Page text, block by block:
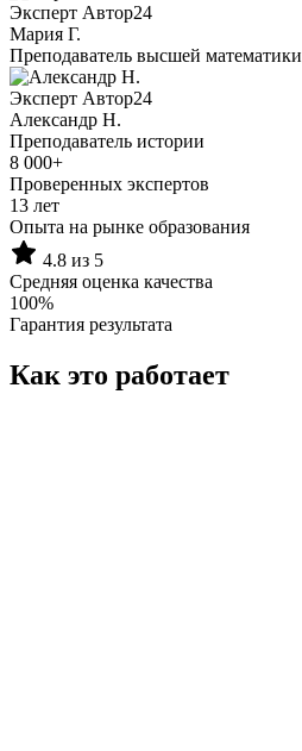
Эксперт Автор24
Мария Г.
Преподаватель высшей математики
Эксперт Автор24
Александр Н.
Преподаватель истории
8 000+
Проверенных экспертов
13 лет
Опыта на рынке образования
4.8 из 5
Средняя оценка качества
100%
Гарантия результата
Как это работает